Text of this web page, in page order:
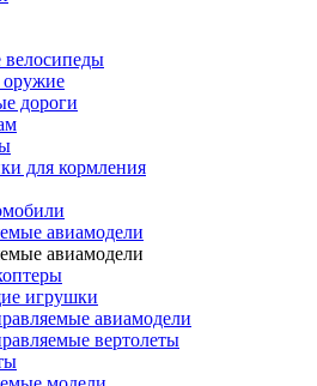
велосипеды
оружие
дороги
для кормления
авиамодели
авиамодели
игрушки
авиамодели
вертолеты